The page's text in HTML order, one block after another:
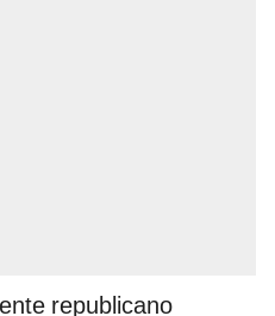
republicano